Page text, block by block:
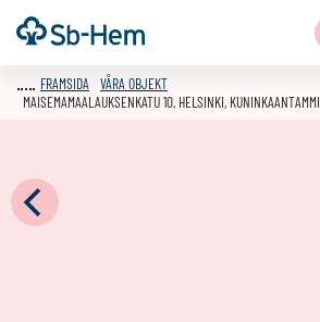
Till
innehållet
Framsida
FRAMSIDA VÅRA OBJEKT
MAISEMAMAALAUKSENKATU 10, HELSINKI, KUNINKAANTAMMI